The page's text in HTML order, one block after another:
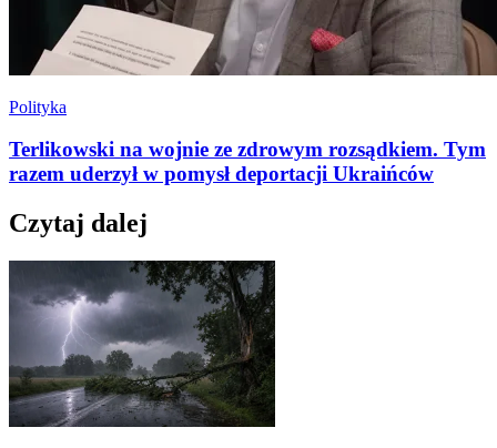
Polityka
Terlikowski na wojnie ze zdrowym rozsądkiem. Tym
razem uderzył w pomysł deportacji Ukraińców
Czytaj dalej